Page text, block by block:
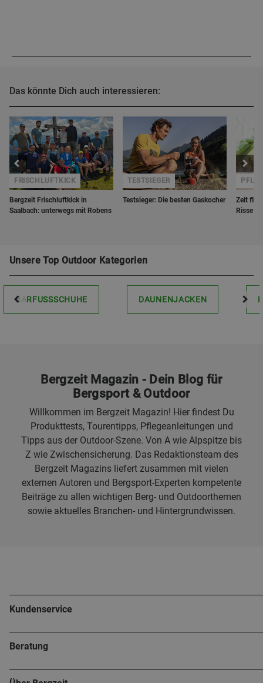
Das könnte Dich auch interessieren:
Bergzeit Frischluftkick in
Saalbach: unterwegs mit Robens
FRISCHLUFTKICK
Testsieger: Die besten Gaskocher
TESTSIEGER
Zelt
Risse
Unsere Top Outdoor Kategorien
BARFUSSSCHUHE DAUNENJACKEN
Bergzeit Magazin - Dein Blog für
Bergsport & Outdoor
Willkommen im Bergzeit Magazin! Hier findest Du
Produkttests, Tourentipps, Pflegeanleitungen und
Tipps aus der Outdoor-Szene. Von A wie Alpspitze bis
Z wie Zwischensicherung. Das Redaktionsteam des
Bergzeit Magazins liefert zusammen mit vielen
externen Autoren und Bergsport-Experten kompetente
Beiträge zu allen wichtigen Berg- und Outdoorthemen
sowie aktuelles Branchen- und Hintergrundwissen.
Kundenservice
Beratung